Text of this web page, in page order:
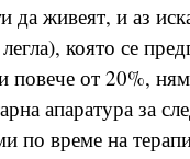
да живеят, и аз
която се
повече от 20%,
апаратура за
по време на